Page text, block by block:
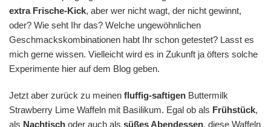
extra Frische-Kick, aber wer nicht wagt, der nicht gewinnt,
oder? Wie seht Ihr das? Welche ungewöhnlichen
Geschmackskombinationen habt Ihr schon getestet? Lasst es
mich gerne wissen. Vielleicht wird es in Zukunft ja öfters solche
Experimente hier auf dem Blog geben.
Jetzt aber zurück zu meinen fluffig-saftigen Buttermilk
Strawberry Lime Waffeln mit Basilikum. Egal ob als Frühstück,
als Nachtisch oder auch als süßes Abendessen, diese Waffeln